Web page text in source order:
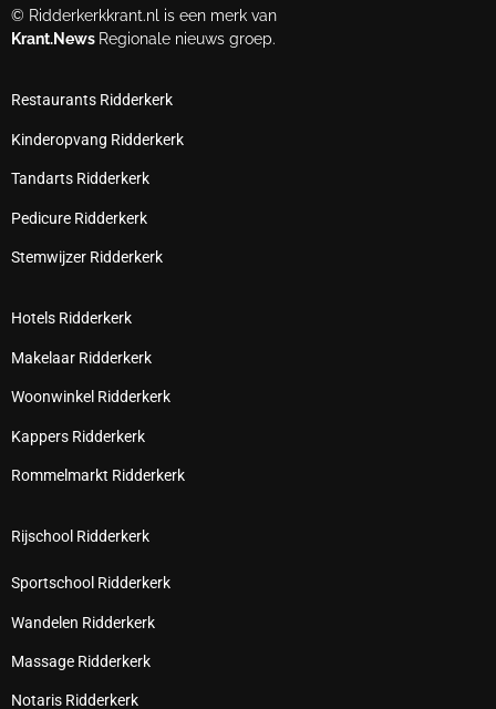
© Ridderkerkkrant.nl is een merk van
Krant.News Regionale nieuws groep.
Restaurants Ridderkerk
Kinderopvang Ridderkerk
Tandarts Ridderkerk
Pedicure Ridderkerk
Stemwijzer Ridderkerk
Hotels Ridderkerk
Makelaar Ridderkerk
Woonwinkel Ridderkerk
Kappers Ridderkerk
Rommelmarkt Ridderkerk
Rijschool Ridderkerk
Sportschool Ridderkerk
Wandelen Ridderkerk
Massage Ridderkerk
Notaris Ridderkerk